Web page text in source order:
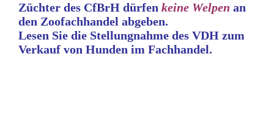
Züchter des CfBrH dürfen keine Welpen an
den Zoofachhandel abgeben.
Lesen Sie die Stellungnahme des VDH zum
Verkauf von Hunden im Fachhandel.